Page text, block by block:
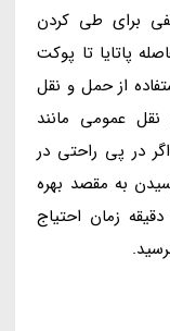
برای طی کردن
پاتایا تا پوکت
استفاده از حمل و نقل
عمومی مانند
در پی راحتی در
به مقصد بهره
ببرید که در این صورت یک ساعت و 16 دقیقه زمان احتیاج